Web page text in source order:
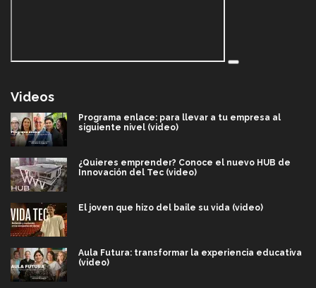
Videos
Programa enlace: para llevar a tu empresa al
siguiente nivel (video)
¿Quieres emprender? Conoce el nuevo HUB de
Innovación del Tec (video)
El joven que hizo del baile su vida (video)
Aula Futura: transformar la experiencia educativa
(video)